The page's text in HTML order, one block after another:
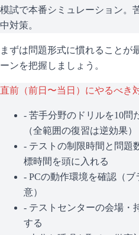
模試で本番シミュレーション。
中対策。
まずは問題形式に慣れることが
ーンを把握しましょう。
直前（前日〜当日）にやるべき
- 苦手分野のドリルを10問
（全範囲の復習は逆効果）
- テストの制限時間と問題
標時間を頭に入れる
- PCの動作環境を確認（
意）
- テストセンターの会場・
する